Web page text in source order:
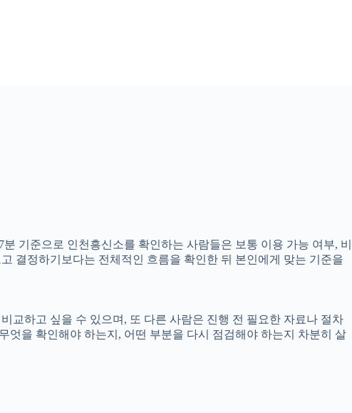
기준으로 인천흥신소를 확인하는 사람들은 보통 이용 가능 여부, 비
결정하기보다는 전체적인 흐름을 확인한 뒤 본인에게 맞는 기준을
교하고 싶을 수 있으며, 또 다른 사람은 진행 전 필요한 자료나 절차
엇을 확인해야 하는지, 어떤 부분을 다시 점검해야 하는지 차분히 살